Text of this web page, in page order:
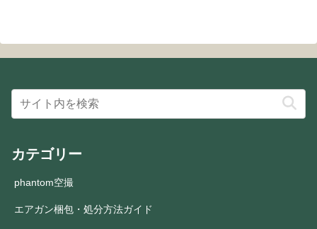
カテゴリー
phantom空撮
エアガン梱包・処分方法ガイド